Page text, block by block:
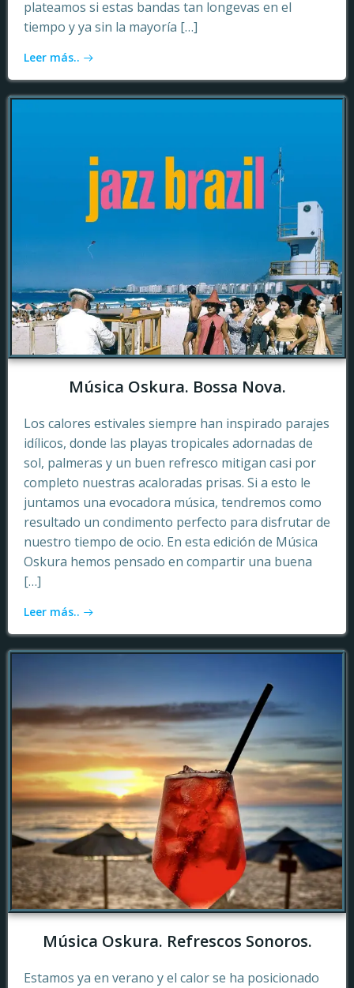
plateamos si estas bandas tan longevas en el
tiempo y ya sin la mayoría […]
Leer más..
Música Oskura. Bossa Nova.
Los calores estivales siempre han inspirado parajes
idílicos, donde las playas tropicales adornadas de
sol, palmeras y un buen refresco mitigan casi por
completo nuestras acaloradas prisas. Si a esto le
juntamos una evocadora música, tendremos como
resultado un condimento perfecto para disfrutar de
nuestro tiempo de ocio. En esta edición de Música
Oskura hemos pensado en compartir una buena
[…]
Leer más..
Música Oskura. Refrescos Sonoros.
Estamos ya en verano y el calor se ha posicionado